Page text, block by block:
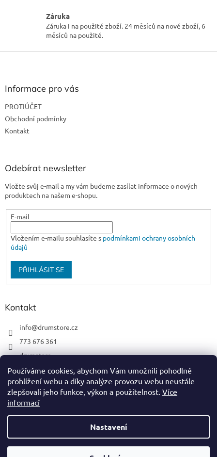
Používáme cookies, abychom Vám umožnili pohodlné
prohlížení webu a díky analýze provozu webu neustále
zlepšovali jeho funkce, výkon a použitelnost. Více
informací
Nastavení
i
s
Záruka
Záruka i na použité zboží. 24 měsíců na nové zboží, 6
měsíců na použité.
Informace pro vás
PROTIÚČET
Obchodní podmínky
Kontakt
Odebírat newsletter
Vložte svůj e-mail a my vám budeme zasílat informace o nových
produktech na našem e-shopu.
E-mail
Vložením e-mailu souhlasíte s podmínkami ochrany osobních
údajů
PŘIHLÁSIT SE
Kontakt
info@drumstore.cz
773 676 361
drumstore
drumstore.cz
https://www.youtube.com/@DRUMSTOREPRAGUE
Vytvořil Shoptet